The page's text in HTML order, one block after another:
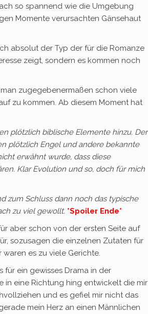
so spannend wie die Umgebung
Momente verursachten Gänsehaut
absolut der Typ der für die Romanze
zeigt, sondern es kommen noch
zugegebenermaßen schon viele
zu kommen. Ab diesem Moment hat
plötzlich biblische Elemente hinzu. Der
plötzlich Engel und andere bekannte
erwähnt wurde, dass diese
Klar Evolution und so, doch für mich
zum Schluss dann noch das typische
zu viel gewollt. *Spoiler Ende*
aber schon von der ersten Seite auf
sozusagen die einzelnen Zutaten für
es zu viele Gerichte.
für ein gewisses Drama in der
in eine Richtung hing entwickelt die mir
und es gefiel mir nicht das
mein Herz an einen Männlichen